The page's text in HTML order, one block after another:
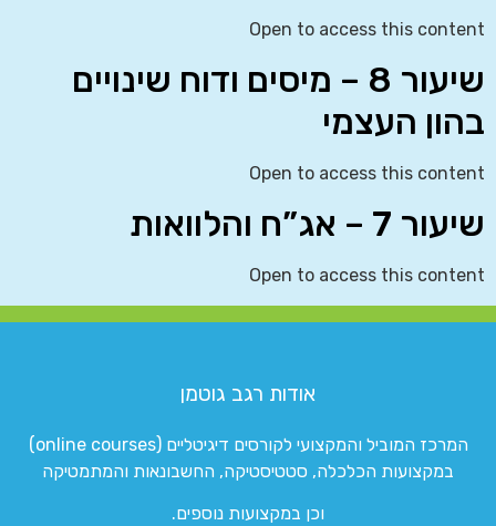
Open to access this content
שיעור 8 – מיסים ודוח שינויים
בהון העצמי
Open to access this content
שיעור 7 – אג”ח והלוואות
Open to access this content
אודות רגב גוטמן
המרכז המוביל והמקצועי לקורסים דיגיטליים (online courses)
במקצועות הכלכלה, סטטיסטיקה, החשבונאות והמתמטיקה
וכן במקצועות נוספים.